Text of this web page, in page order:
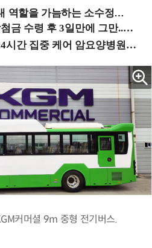
소수정예 실습 워크숍 (8/28 신논현역)
커머셜 9m 중형 전기버스.